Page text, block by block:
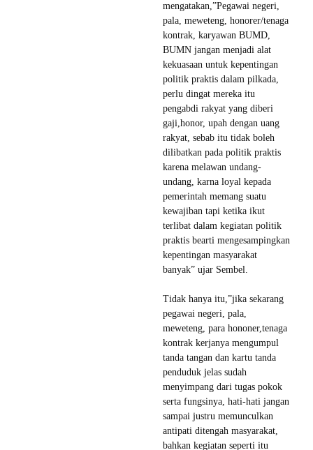
mengatakan,”Pegawai negeri,
pala, meweteng, honorer/tenaga
kontrak, karyawan BUMD,
BUMN jangan menjadi alat
kekuasaan untuk kepentingan
politik praktis dalam pilkada,
perlu dingat mereka itu
pengabdi rakyat yang diberi
gaji,honor, upah dengan uang
rakyat, sebab itu tidak boleh
dilibatkan pada politik praktis
karena melawan undang-
undang, karna loyal kepada
pemerintah memang suatu
kewajiban tapi ketika ikut
terlibat dalam kegiatan politik
praktis bearti mengesampingkan
kepentingan masyarakat
banyak” ujar Sembel.
Tidak hanya itu,”jika sekarang
pegawai negeri, pala,
meweteng, para hononer,tenaga
kontrak kerjanya mengumpul
tanda tangan dan kartu tanda
penduduk jelas sudah
menyimpang dari tugas pokok
serta fungsinya, hati-hati jangan
sampai justru memunculkan
antipati ditengah masyarakat,
bahkan kegiatan seperti itu